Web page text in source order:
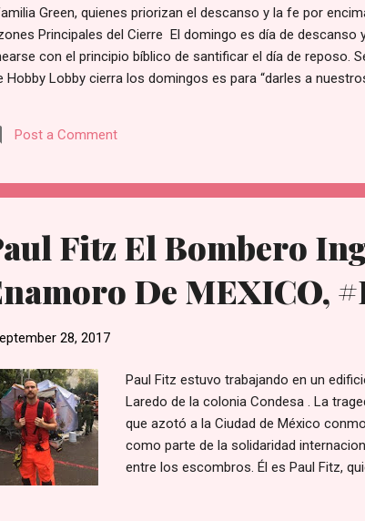
Green, quienes priorizan el descanso y la fe por
Principales del Cierre El domingo es día de descanso
con el principio bíblico de santificar el día de reposo.
Hobby Lobby cierra los domingos es para “darles a
Lobby. Prioridad Sobre las Ganancias: La directiva
pérdida financiera sustancial al no operar en un día de
Esta política no es nueva; se ha mantenido intacta a
Post a Comment
Fitz El Bombero
De MEXICO,
28, 2017
Paul Fitz estuvo trabajando en un
Laredo de la colonia Condesa . La
que azotó a la Ciudad de México
como parte de la solidaridad
entre los escombros. Él es Paul Fitz,